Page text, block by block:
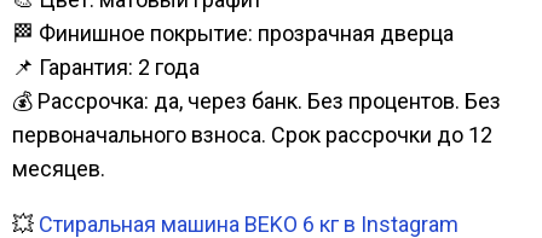
🏁 Финишное покрытие: прозрачная дверца
📌 Гарантия: 2 года
💰 Рассрочка: да, через банк. Без процентов. Без
первоначального взноса. Срок рассрочки до 12
месяцев.
💥 Стиральная машина BEKO 6 кг в Instagram